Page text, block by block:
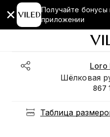
Получайте бонусы
приложении
Loro
Шёлковая
867
Таблица